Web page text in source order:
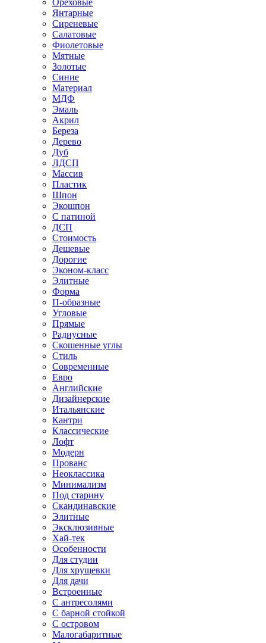
Ореховые
Янтарные
Сиреневые
Салатовые
Фиолетовые
Мятные
Золотые
Синие
Материал
МДФ
Эмаль
Акрил
Береза
Дерево
Дуб
ЛДСП
Массив
Пластик
Шпон
Экошпон
С патиной
ДСП
Стоимость
Дешевые
Дорогие
Эконом-класс
Элитные
Форма
П-образные
Угловые
Прямые
Радиусные
Скошенные углы
Стиль
Современные
Евро
Английские
Дизайнерские
Итальянские
Кантри
Классические
Лофт
Модерн
Прованс
Неоклассика
Минимализм
Под старину
Скандинавские
Элитные
Эксклюзивные
Хай-тек
Особенности
Для студии
Для хрущевки
Для дачи
Встроенные
С антресолями
С барной стойкой
С островом
Малогабаритные